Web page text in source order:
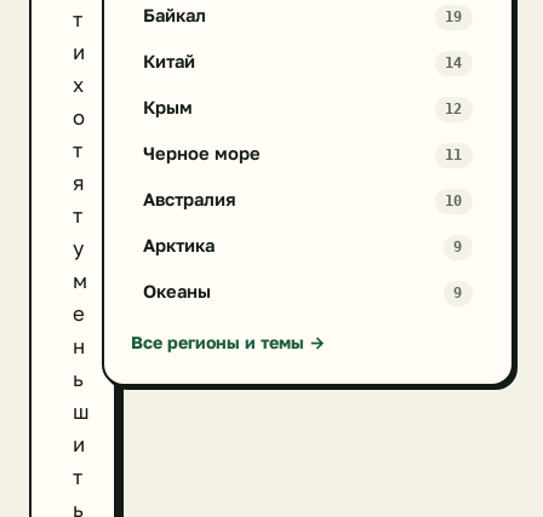
т
и
х
о
т
я
т
у
м
е
н
ь
ш
и
т
ь
Байкал 19
Китай 14
Крым 12
Черное море 11
Австралия 10
Арктика 9
Океаны 9
Все регионы и темы →